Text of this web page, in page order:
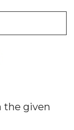
the given